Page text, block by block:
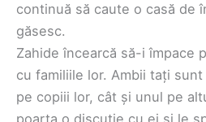
continuă să caute o casă de
găsesc.
Zahide încearcă să-i împace
cu familiile lor. Ambii tați
pe copiii lor, cât și unul pe